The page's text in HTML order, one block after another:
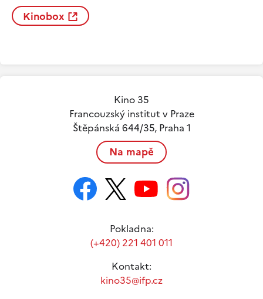
Kinobox
Kino 35
Francouzský institut v Praze
Štěpánská 644/35, Praha 1
Na mapě
Pokladna:
(+420) 221 401 011
Kontakt:
kino35@ifp.cz